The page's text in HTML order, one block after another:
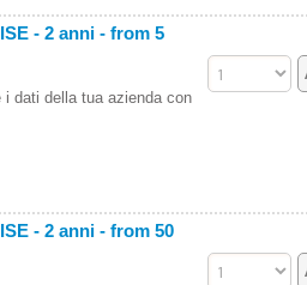
- 2 anni - from 5
dati della tua azienda con
- 2 anni - from 50